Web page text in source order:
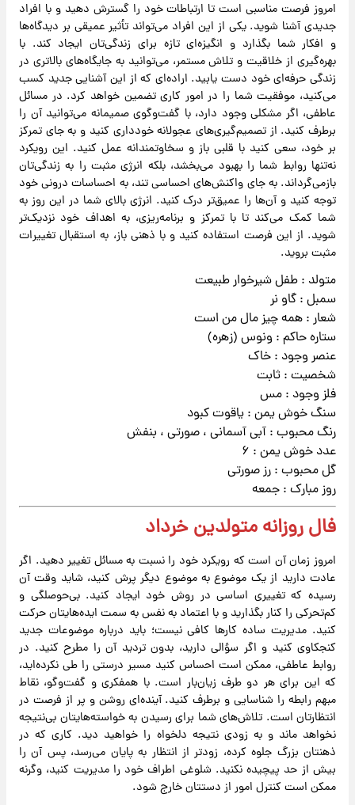
امروز فرصت مناسبی است تا ارتباطات خود را گسترش دهید و با افراد
جدیدی آشنا شوید. یکی از این افراد می‌تواند تأثیر عمیقی بر دیدگاه‌ها
و افکار شما بگذارد و انگیزه‌ای تازه برای زندگی‌تان ایجاد کند. با
بهره‌گیری از خلاقیت و تلاش مستمر، می‌توانید به جایگاه‌های بالاتری در
زندگی حرفه‌ای خود دست یابید. اراده‌ای که از این آشنایی جدید کسب
می‌کنید، موفقیت شما را در امور کاری تضمین خواهد کرد. در مسائل
عاطفی، اگر مشکلی وجود دارد، با گفت‌وگوی صمیمانه می‌توانید آن را
برطرف کنید. از تصمیم‌گیری‌های عجولانه خودداری کنید و به جای تمرکز
بر خود، سعی کنید با قلبی باز و سخاوتمندانه عمل کنید. این رویکرد
نه‌تنها روابط شما را بهبود می‌بخشد، بلکه انرژی مثبت را به زندگی‌تان
بازمی‌گرداند. به جای واکنش‌های احساسی تند، به احساسات درونی خود
توجه کنید و آن‌ها را عمیق‌تر درک کنید. انرژی بالای شما در این روز به
شما کمک می‌کند تا با تمرکز و برنامه‌ریزی، به اهداف خود نزدیک‌تر
شوید. از این فرصت استفاده کنید و با ذهنی باز، به استقبال تغییرات
مثبت بروید.
متولد : طفل شیرخوار طبیعت
سمبل : گاو نر
شعار : همه چیز مال من است
ستاره حاکم : ونوس (زهره)
عنصر وجود : خاک
شخصیت : ثابت
فلز وجود : مس
سنگ خوش یمن : یاقوت کبود
رنگ محبوب : آبی آسمانی ، صورتی ، بنفش
عدد خوش یمن : ۶
گل محبوب : رز صورتی
روز مبارک : جمعه
فال روزانه متولدین خرداد
امروز زمان آن است که رویکرد خود را نسبت به مسائل تغییر دهید. اگر
عادت دارید از یک موضوع به موضوع دیگر پرش کنید، شاید وقت آن
رسیده که تغییری اساسی در روش خود ایجاد کنید. بی‌حوصلگی و
کم‌تحرکی را کنار بگذارید و با اعتماد به نفس به سمت ایده‌هایتان حرکت
کنید. مدیریت ساده کارها کافی نیست؛ باید درباره موضوعات جدید
کنجکاوی کنید و اگر سؤالی دارید، بدون تردید آن را مطرح کنید. در
روابط عاطفی، ممکن است احساس کنید مسیر درستی را طی نکرده‌اید،
که این برای هر دو طرف زیان‌بار است. با همفکری و گفت‌وگو، نقاط
مبهم رابطه را شناسایی و برطرف کنید. آینده‌ای روشن و پر از فرصت در
انتظارتان است. تلاش‌های شما برای رسیدن به خواسته‌هایتان بی‌نتیجه
نخواهد ماند و به زودی نتیجه دلخواه را خواهید دید. کاری که در
ذهنتان بزرگ جلوه کرده، زودتر از انتظار به پایان می‌رسد، پس آن را
بیش از حد پیچیده نکنید. شلوغی اطراف خود را مدیریت کنید، وگرنه
ممکن است کنترل امور از دستتان خارج شود.